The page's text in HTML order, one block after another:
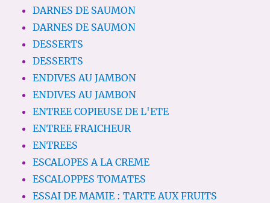
DARNES DE SAUMON
DARNES DE SAUMON
DESSERTS
DESSERTS
ENDIVES AU JAMBON
ENDIVES AU JAMBON
ENTREE COPIEUSE DE L'ETE
ENTREE FRAICHEUR
ENTREES
ESCALOPES A LA CREME
ESCALOPPES TOMATES
ESSAI DE MAMIE : TARTE AUX FRUITS